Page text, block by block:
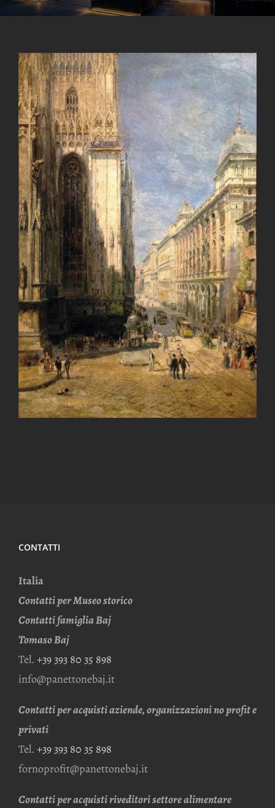
CONTATTI
Italia
Contatti per Museo storico
Contatti famiglia Baj
Tomaso Baj
Tel. +39 393 80 35 898
info@panettonebaj.it
Contatti per acquisti aziende, organizzazioni no profit e
privati
Tel. +39 393 80 35 898
fornoprofit@panettonebaj.it
Contatti per acquisti riveditori settore alimentare